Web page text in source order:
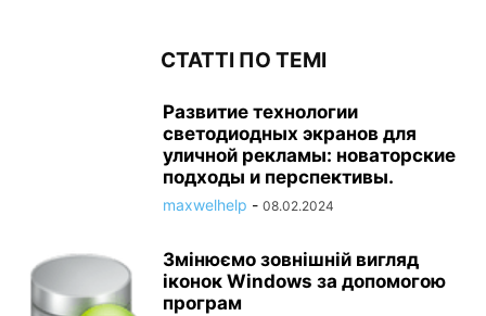
СТАТТІ ПО ТЕМІ
Развитие технологии
светодиодных экранов для
уличной рекламы: новаторские
подходы и перспективы.
maxwelhelp - 08.02.2024
Змінюємо зовнішній вигляд
іконок Windows за допомогою
програм